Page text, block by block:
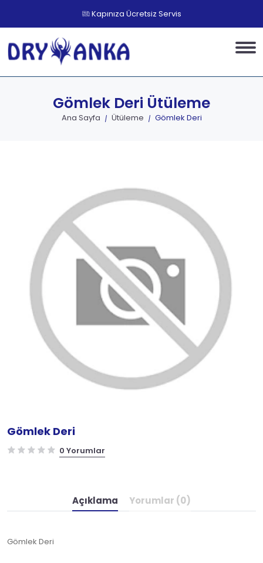
Kapınıza Ücretsiz Servis
Gömlek Deri Ütüleme
Ana Sayfa Ütüleme Gömlek Deri
Gömlek Deri
0 Yorumlar
Açıklama Yorumlar (0)
Gömlek Deri